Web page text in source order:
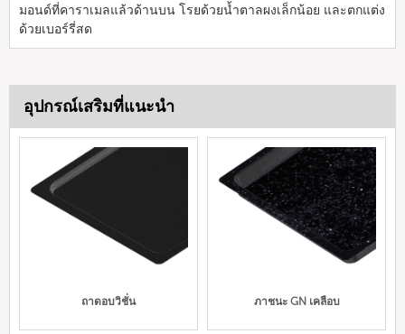
มอนด์ที่คาราเมลแล้วด้านบน โรยด้วยน้ำตาลผงเล็กน้อย และตกแต่ง
ด้วยเบอร์รี่สด
อุปกรณ์เสริมที่แนะนำ
ถาดอบวิชั่น ภาชนะ GN เคลือบ